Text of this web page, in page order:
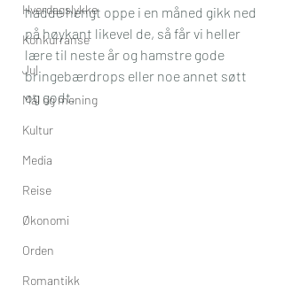
Hverdagslykke
Konkurranse
Jul
Mål og mening
Kultur
Media
Reise
Økonomi
Orden
Romantikk
hadde hengt oppe i en måned gikk ned
på høykant likevel de, så får vi heller
lære til neste år og hamstre gode
bringebærdrops eller noe annet søtt
og godt.